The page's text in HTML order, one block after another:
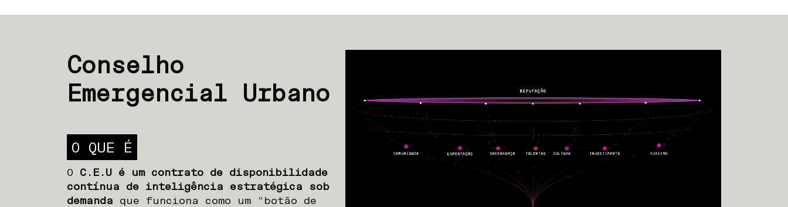
Conselho
Emergencial Urbano
O QUE É
O C.E.U é um contrato de disponibilidade
contínua de inteligência estratégica sob
demanda que funciona como um “botão de